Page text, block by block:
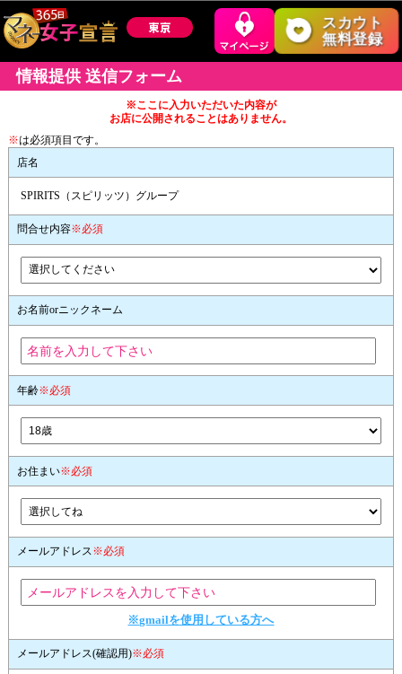
スカウト
無料登録
情報提供 送信フォーム
※ここに入力いただいた内容が
お店に公開されることはありません。
※は必須項目です。
店名
SPIRITS（スピリッツ）グループ
問合せ内容※必須
お名前orニックネーム
年齢※必須
お住まい※必須
メールアドレス※必須
※gmailを使用している方へ
メールアドレス(確認用)※必須